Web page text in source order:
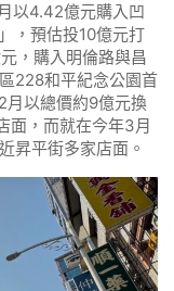
以4.42億元購入凹
，預估投10億元打
，購入明倫路與昌
228和平紀念公園首
月以總價約9億元換
面，而就在今年3月
昇平街多家店面。